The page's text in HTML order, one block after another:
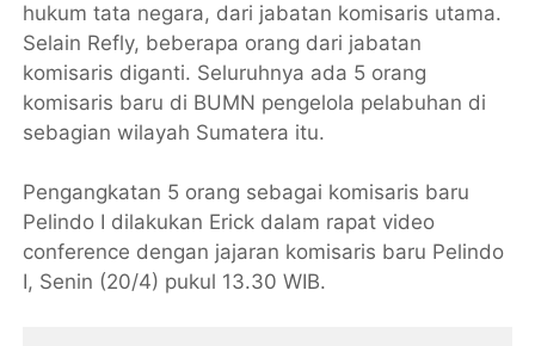
hukum tata negara, dari jabatan komisaris utama.
Selain Refly, beberapa orang dari jabatan
komisaris diganti. Seluruhnya ada 5 orang
komisaris baru di BUMN pengelola pelabuhan di
sebagian wilayah Sumatera itu.
Pengangkatan 5 orang sebagai komisaris baru
Pelindo I dilakukan Erick dalam rapat video
conference dengan jajaran komisaris baru Pelindo
I, Senin (20/4) pukul 13.30 WIB.